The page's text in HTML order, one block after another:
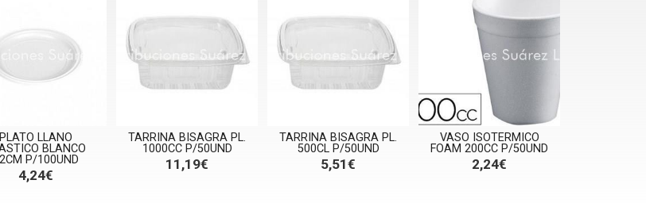
PLATO LLANO
BLANCO
P/100UND
4,24€
TARRINA BISAGRA PL.
1000CC P/50UND
11,19€
TARRINA BISAGRA PL.
500CL P/50UND
5,51€
VASO ISOTERMICO
FOAM 200CC P/50UND
2,24€